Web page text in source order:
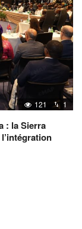
121 1
: la Sierra